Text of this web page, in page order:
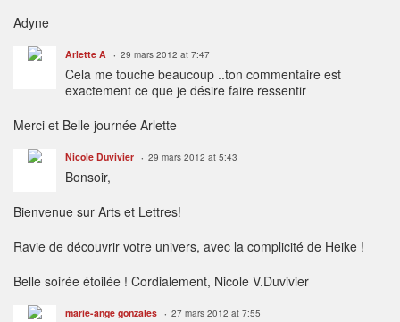
Adyne
Arlette A 29 mars 2012 at 7:47
Cela me touche beaucoup ..ton commentaire est
exactement ce que je désire faire ressentir
Merci et Belle journée Arlette
Nicole Duvivier 29 mars 2012 at 5:43
Bonsoir,
Bienvenue sur Arts et Lettres!
Ravie de découvrir votre univers, avec la complicité de Heike !
Belle soirée étoilée ! Cordialement, Nicole V.Duvivier
marie-ange gonzales 27 mars 2012 at 7:55